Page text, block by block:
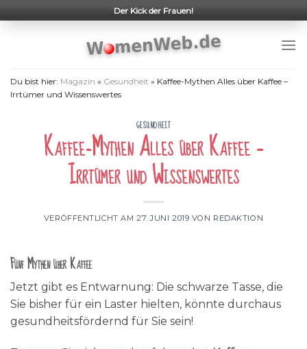
to
Der Kick der Frauen!
Du bist hier: Magazin » Gesundheit » Kaffee-Mythen Alles über Kaffee –
Irrtümer und Wissenswertes
GESUNDHEIT
Kaffee-Mythen Alles über Kaffee –
Irrtümer und Wissenswertes
VERÖFFENTLICHT AM 27. JUNI 2019 VON REDAKTION
Fünf Mythen über Kaffee
Jetzt gibt es Entwarnung: Die schwarze Tasse, die
Sie bisher für ein Laster hielten, könnte durchaus
gesundheitsfördernd für Sie sein!